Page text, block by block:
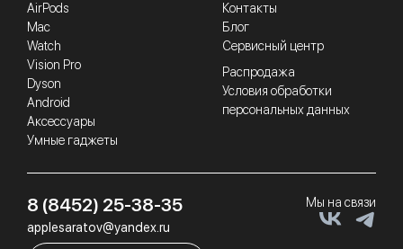
AirPods
Mac
Watch
Vision Pro
Dyson
Android
Аксессуары
Умные гаджеты
Контакты
Блог
Сервисный центр
Распродажа
Условия обработки
персональных данных
8 (8452) 25-38-35
applesaratov@yandex.ru
Мы на связи